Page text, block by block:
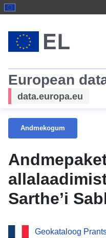
European
data.europa.eu
Andmekogum
Sarthe’i
Geokataloog